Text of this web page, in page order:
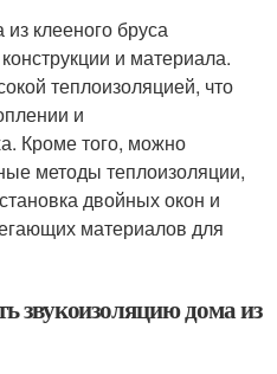
клееного бруса
и материала.
теплоизоляцией, что
и
Кроме того, можно
методы теплоизоляции,
двойных окон и
материалов для
звукоизоляцию дома из